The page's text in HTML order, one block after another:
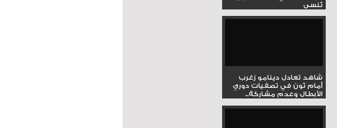
تُنسى
شاهد تعادل دينامو زغرب
أمام ثون في تصفيات دوري
الأبطال وعدم مشاركة...